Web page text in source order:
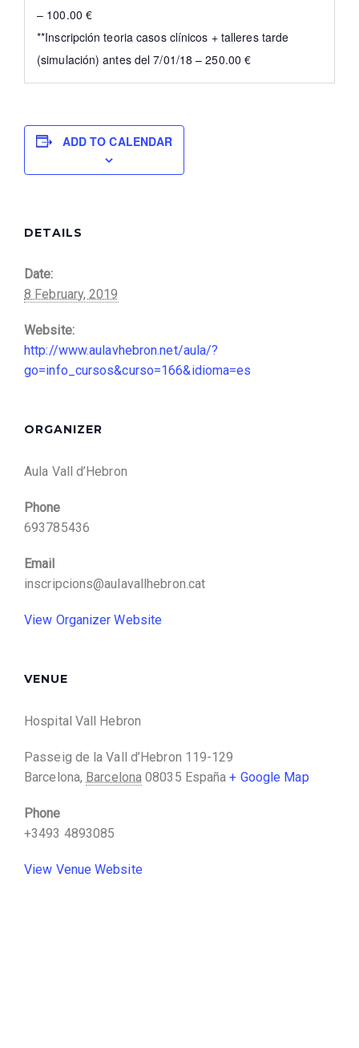
– 100.00 €
**Inscripción teoria casos clínicos + talleres tarde
(simulación) antes del 7/01/18 – 250.00 €
ADD TO CALENDAR
DETAILS
Date:
8 February, 2019
Website:
http://www.aulavhebron.net/aula/?
go=info_cursos&curso=166&idioma=es
ORGANIZER
Aula Vall d’Hebron
Phone
693785436
Email
inscripcions@aulavallhebron.cat
View Organizer Website
VENUE
Hospital Vall Hebron
Passeig de la Vall d’Hebron 119-129
Barcelona, Barcelona 08035 España + Google Map
Phone
+3493 4893085
View Venue Website